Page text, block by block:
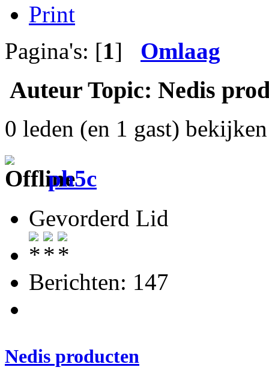
Print
Pagina's: [1] Omlaag
Auteur Topic: Nedis
0 leden (en 1 gast)
ph5c
Gevorderd Lid
Berichten: 147
Nedis producten